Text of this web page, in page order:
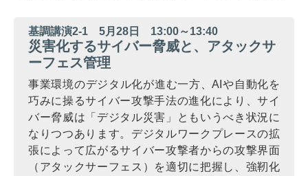
基調講演2-1 5月28日 13:00～13:40
災害化するサイバー脅威と、アタックサ
ーフェス管理
事業環境のデジタル化が進む一方、AIや自動化を
巧みに操るサイバー攻撃手法の進化により、サイ
バー脅威は「デジタル災害」ともいうべき状況に
なりつつあります。デジタルワークプレースの拡
張によって広がるサイバー攻撃者からの攻撃界面
（アタックサーフェス）を適切に把握し、強靭化